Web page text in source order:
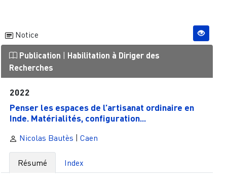
Notice
Publication
Habilitation à Diriger des
Recherches
2022
Penser les espaces de l’artisanat ordinaire en
Inde. Matérialités, configuration...
Nicolas Bautès Caen
Résumé Index